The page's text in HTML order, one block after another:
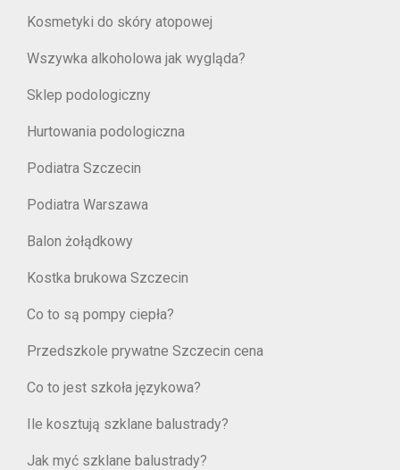
Kosmetyki do skóry atopowej
Wszywka alkoholowa jak wygląda?
Sklep podologiczny
Hurtowania podologiczna
Podiatra Szczecin
Podiatra Warszawa
Balon żołądkowy
Kostka brukowa Szczecin
Co to są pompy ciepła?
Przedszkole prywatne Szczecin cena
Co to jest szkoła językowa?
Ile kosztują szklane balustrady?
Jak myć szklane balustrady?